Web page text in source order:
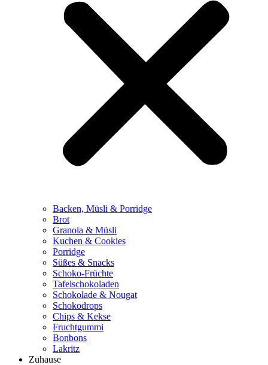
Backen, Müsli & Porridge
Brot
Granola & Müsli
Kuchen & Cookies
Porridge
Süßes & Snacks
Schoko-Früchte
Tafelschokoladen
Schokolade & Nougat
Schokodrops
Chips & Kekse
Fruchtgummi
Bonbons
Lakritz
Zuhause